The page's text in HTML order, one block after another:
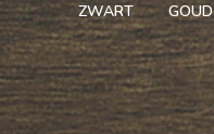
ZWART GOUD